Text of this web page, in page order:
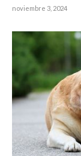
noviembre 3, 2024